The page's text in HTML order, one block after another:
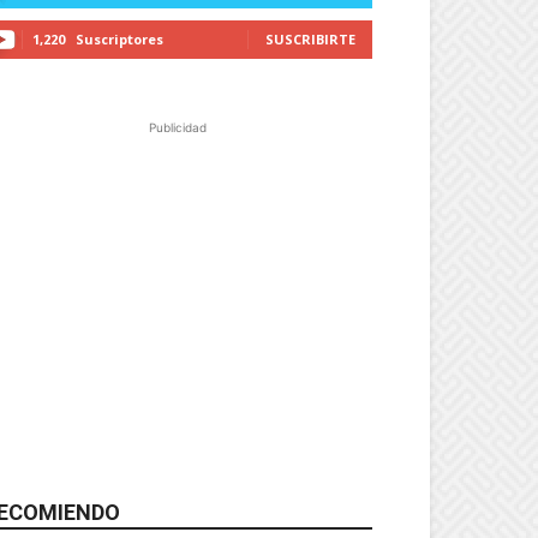
1,220 Suscriptores SUSCRIBIRTE
Publicidad